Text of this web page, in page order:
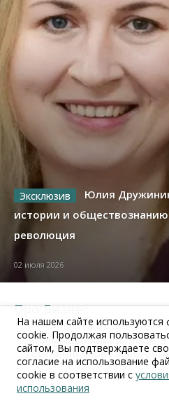
Юлия
истории и
революция
02 июля 2026
Про Бизнес
Бизнес Право&Порядок
Злоумышленники опять
компании через
06 августа 2026, 11:00
На нашем сайте используются
cookie. Продолжая
сайтом, Вы подтверждаете
согласие на использование
cookie в соответствии с
использования